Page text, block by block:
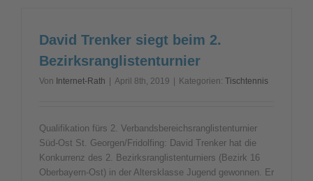
David Trenker siegt beim 2.
Bezirksranglistenturnier
Von Internet-Rath April 8th, 2019 Kategorien: Tischtennis
Qualifikation fürs 2. Verbandsbereichsranglistenturnier
Süd-Ost St. Georgen/Fridolfing: David Trenker hat die
Konkurrenz des 2. Bezirksranglistenturniers (Bezirk 16
Oberbayern-Ost) in der Altersklasse Jugend gewonnen. Er